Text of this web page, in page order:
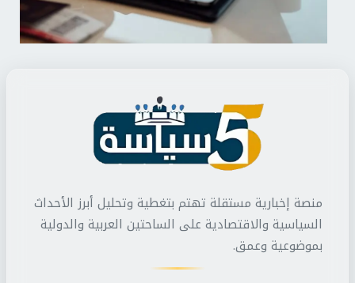
منصة إخبارية مستقلة تهتم بتغطية وتحليل أبرز الأحداث
السياسية والاقتصادية على الساحتين العربية والدولية
بموضوعية وعمق.